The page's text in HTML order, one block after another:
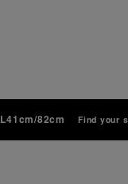
L41cm/82cm Find your